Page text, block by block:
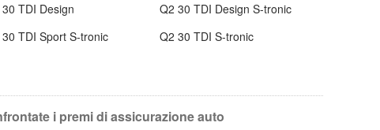
TDI Design
Q2 30 TDI Design S-tronic
TDI Sport S-tronic Q2 30 TDI S-tronic
i premi di assicurazione auto